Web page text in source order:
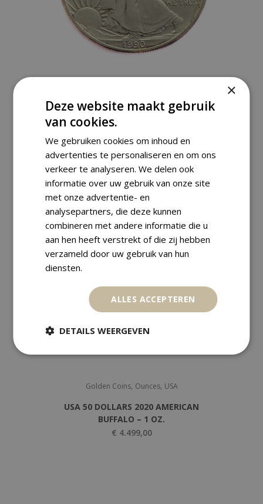
USA 1 DOLLAR 1990 AMERICAN SILVER
EAGLE – WALKING LIBERTY
€94,00
Golden Coins, Ounces, USA
USA 50 DOLLARS 2020 AMERICAN
BUFFALO – 1 OZ.
€ 4.499,00
×
Deze website maakt gebruik
van cookies.
We gebruiken cookies om inhoud en
advertenties te personaliseren en om ons
verkeer te analyseren. We delen ook
informatie over uw gebruik van onze site
met onze advertentie- en
analysepartners, die deze kunnen
combineren met andere informatie die u
aan hen heeft verstrekt of die zij hebben
verzameld door uw gebruik van hun
diensten.
ALLES ACCEPTEREN
DETAILS WEERGEVEN